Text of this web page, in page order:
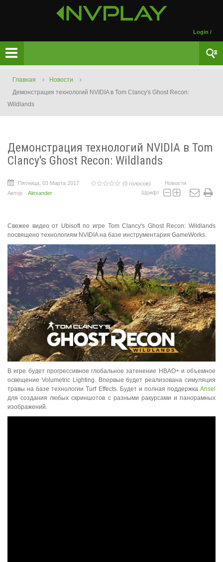
Login /
Главная
Новости
Демонстрация технологий NVIDIA в Tom Clancy's Ghost Recon:
Wildlands
Демонстрация технологий NVIDIA в Tom
Clancy's Ghost Recon: Wildlands
Пятница, 03 Марта 2017 (0 голосов)
Новости
Автор
Alexander Шрифт
Свежее видео от Ubisoft по игре Tom Clancy's Ghost Recon: Wildlands
посвящено технологиям NVIDIA на базе инструментария GameWorks.
В игре будет прогрессивное глобальное затенение HBAO+ и объемное
освещение Volumetric Lighting. Впервые будет реализована симуляция
травы на базе технологии Turf Effects. Будет и полная поддержка Ansel
для создания любых скриншотов с разными ракурсами и панорамных
изображений.